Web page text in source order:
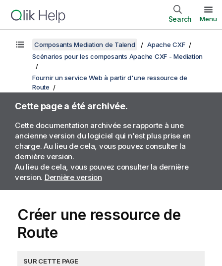
Search Menu
Composants Mediation de Talend
Apache CXF
Scénarios pour les composants Apache CXF - Mediation
Fournir un service Web à partir d'une ressource de
Route
Cette page a été archivée.
Cette documentation archivée se rapporte à une
ancienne version du logiciel qui n'est plus prise en
charge. Au lieu de cela, vous pouvez consulter la
dernière version.
Au lieu de cela, vous pouvez consulter la dernière
version. Dernière version
Créer une ressource de
Route
SUR CETTE PAGE